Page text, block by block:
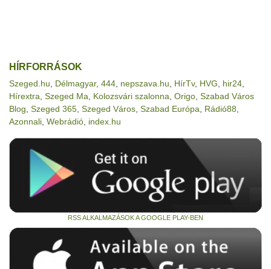
HÍRFORRÁSOK
Szeged.hu Délmagyar, 444 nepszava.hu HírTv, HVG hir24
Hírextra Szeged Ma Kolozsvári szalonna Origo Szabad Város
Blog Szeged 365 Szeged Város Szabad Európa Rádió88
Azonnali Webrádió index.hu
RSS ALKALMAZÁSOK A GOOGLE PLAY-BEN